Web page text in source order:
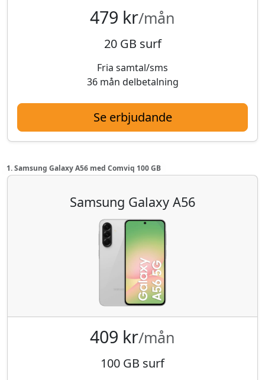
479 kr/mån
20 GB surf
Fria samtal/sms
36 mån delbetalning
Se erbjudande
1. Samsung Galaxy A56 med Comviq 100 GB
Samsung Galaxy A56
409 kr/mån
100 GB surf